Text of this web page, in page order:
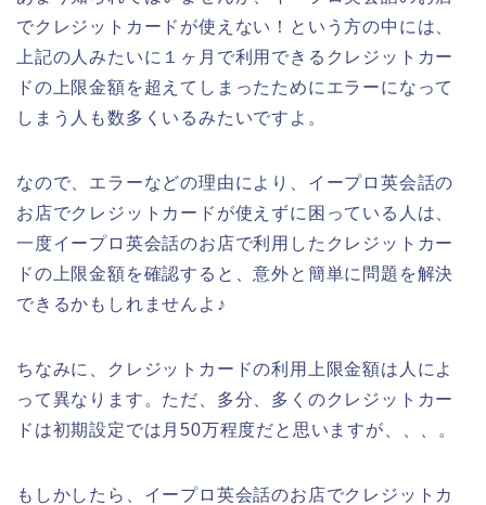
でクレジットカードが使えない！という方の中には、
上記の人みたいに１ヶ月で利用できるクレジットカー
ドの上限金額を超えてしまったためにエラーになって
しまう人も数多くいるみたいですよ。
なので、エラーなどの理由により、イープロ英会話の
お店でクレジットカードが使えずに困っている人は、
一度イープロ英会話のお店で利用したクレジットカー
ドの上限金額を確認すると、意外と簡単に問題を解決
できるかもしれませんよ♪
ちなみに、クレジットカードの利用上限金額は人によ
って異なります。ただ、多分、多くのクレジットカー
ドは初期設定では月50万程度だと思いますが、、、。
もしかしたら、イープロ英会話のお店でクレジットカ